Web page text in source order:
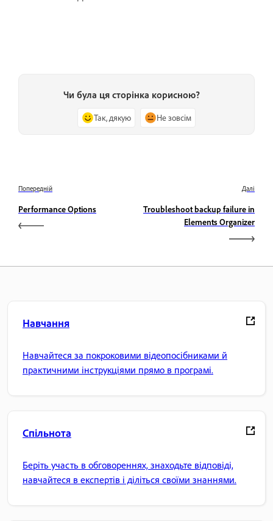
Чи була ця сторінка корисною?
Так, дякую Не зовсім
Попередній
Performance Options
Далі
Troubleshoot backup failure in
Elements Organizer
Навчання
Навчайтеся за покроковими відеопосібниками й
практичними інструкціями прямо в програмі.
Спільнота
Беріть участь в обговореннях, знаходьте відповіді,
навчайтеся в експертів і діліться своїми знаннями.